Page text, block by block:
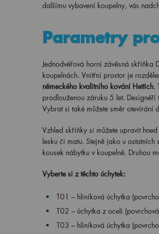
dalšímu vybavení koupelny, vás
Parametry
Jednodvéřová horní závěsná
koupelnách. Vnitřní prostor je
německého kvalitního kování Hettich.
prodlouženou záruku 5 let.
Vybrat si také můžete směr otevírání
Vzhled skříňky si můžete upravit
lesku či matu. Stejně jako u
kousek nábytku v koupelně. Druhou
Vyberte si z těchto úchytek:
T01 – hliníková úchytka
T02 – úchytka z oceli
T03 – hliníková úchytka